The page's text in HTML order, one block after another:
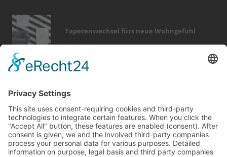
Tapetenwechsel fürs neue Wohngefühl
dach modernisieren wärme
photovoltaik
fotovoltaik
wellness smart home
elektro
entfeuchtung
heizung zaun hausbau küche